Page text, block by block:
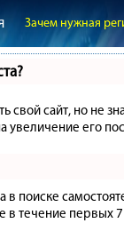
Зачем нужная
свой сайт, но не
увеличение его
в поиске
течение первых